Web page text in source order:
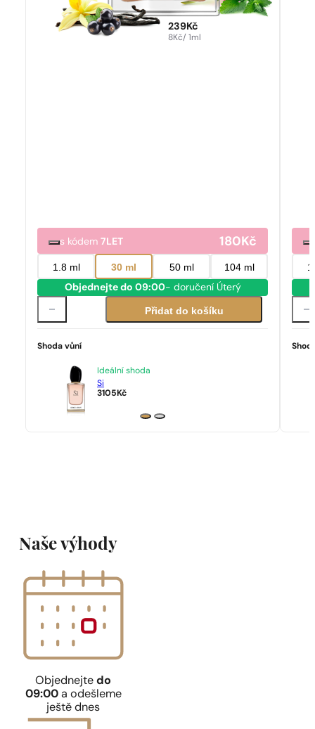
239 Kč
8Kč/ 1ml
s kódem7LET 180Kč
1.8 ml 30 ml 50 ml 104 ml
Objednejte do 09:00- doručení Úterý
Přidat do košíku
Shoda vůní
Ideální shoda
Si
3105 Kč
Naše výhody
Objednejtedo
09:00a odešleme
ještě dnes